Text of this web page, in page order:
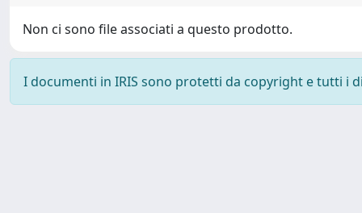
Non ci sono file associati a questo prodotto.
I documenti in IRIS sono protetti da copyright e tutti i